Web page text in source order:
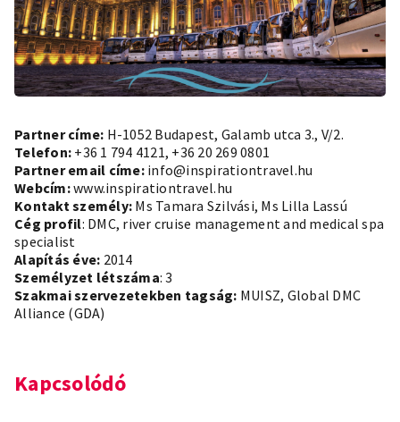
Partner címe: H-1052 Budapest, Galamb utca 3., V/2.
Telefon: +36 1 794 4121, +36 20 269 0801
Partner email címe:info@inspirationtravel.hu
Webcím:www.inspirationtravel.hu
Kontakt személy: Ms Tamara Szilvási, Ms Lilla Lassú
Cég profil: DMC, river cruise management and medical spa
specialist
Alapítás éve: 2014
Személyzet létszáma: 3
Szakmai szervezetekben tagság: MUISZ, Global DMC
Alliance (GDA)
Kapcsolódó